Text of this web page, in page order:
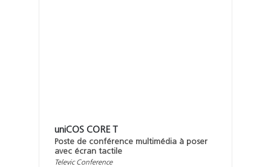
uniCOS CORE T
Poste de conférence multimédia à poser
avec écran tactile
Televic Conference